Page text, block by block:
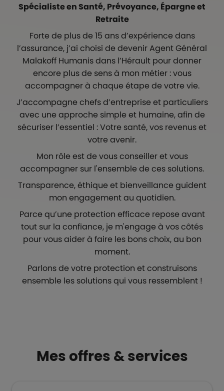
Spécialiste en Santé, Prévoyance, Épargne et
Retraite
Forte de plus de 15 ans d’expérience dans
l’assurance, j’ai choisi de devenir Agent Général
Malakoff Humanis dans l’Hérault pour donner
encore plus de sens à mon métier : vous
accompagner à chaque étape de votre vie.
J’accompagne chefs d’entreprise et particuliers
avec une approche simple et humaine, afin de
sécuriser l’essentiel : Votre santé, vos revenus et
votre avenir.
Mon rôle est de vous conseiller et vous
accompagner sur l'ensemble de ces solutions.
Transparence, éthique et bienveillance guident
mon engagement au quotidien.
Parce qu’une protection efficace repose avant
tout sur la confiance, je m'engage à vos côtés
pour vous aider à faire les bons choix, au bon
moment.
Parlons de votre protection et construisons
ensemble les solutions qui vous ressemblent !
Mes offres & services